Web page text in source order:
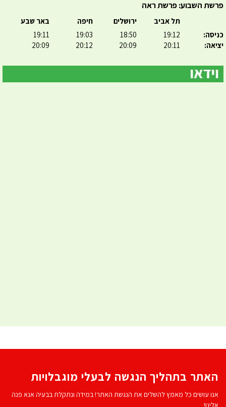
פרשת השבוע: פרשת ראה
כניסה:
יציאה:
תל אביב
19:12
20:11
ירושלים
18:50
20:09
חיפה
19:03
20:12
באר שבע
19:11
20:09
האתר בתהליך הנגשה לבעלי מוגבלויות
אנו עושים כל מאמץ להשלים את הנגשת האתר! במידה ונתקלת בבעיה אנא פנה
אלינו!